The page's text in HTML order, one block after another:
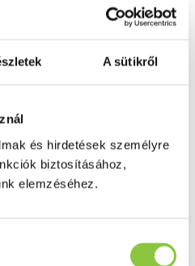
A sütikről
és hirdetések személyre
biztosításához,
elemzéséhez.
síkosítók, potencia